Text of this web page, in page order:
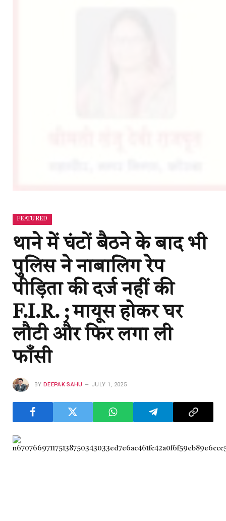
FEATURED
थाने में घंटों बैठने के बाद भी
पुलिस ने नाबालिग रेप
पीड़िता की दर्ज नहीं की
F.I.R. ; मायूस होकर घर
लौटी और फिर लगा ली
फाँसी
BY DEEPAK SAHU JULY 1, 2025